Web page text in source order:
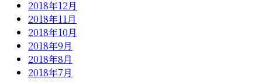
2018年12月
2018年11月
2018年10月
2018年9月
2018年8月
2018年7月